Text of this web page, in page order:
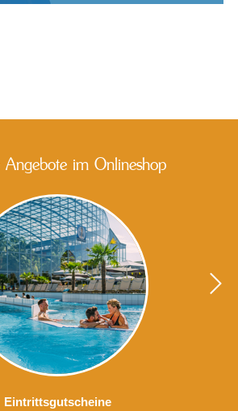
Angebote im Onlineshop
Eintrittsgutscheine